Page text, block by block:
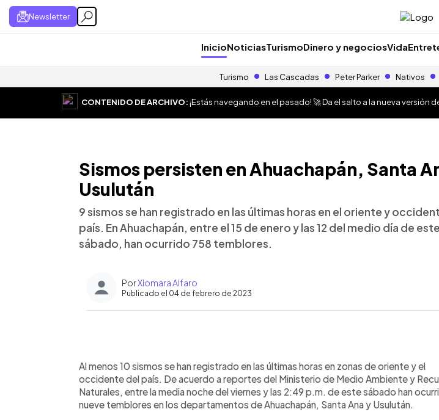
Newsletter
InicioNoticiasTurismoDinero y negociosVida
Turismo Las Cascadas Peter Parker Nativos
CONTENIDO DE ARCHIVO:¡Estás navegando en el pasado! 🚀 Da el salto a la nueva versión
Sismos persisten en Ahuachapán, Santa
Usulután
9 sismos se han registrado en las últimas horas en el oriente y
país. En Ahuachapán, entre el 15 de enero y las 12 del medio día de este
sábado, han ocurrido 758 temblores.
PorXiomara Alfaro
Publicado el 04 de febrero de 2023
► Escuchar artículo
Al menos 10 sismos se han registrado en las últimas horas en zonas de oriente y el
occidente del país. De acuerdo a reportes del Ministerio de Medio Ambiente y
Naturales, entre la media noche del viernes y las 2:49 p.m. de este sábado han
nueve temblores en los departamentos de Ahuachapán, Santa Ana y Usulután.